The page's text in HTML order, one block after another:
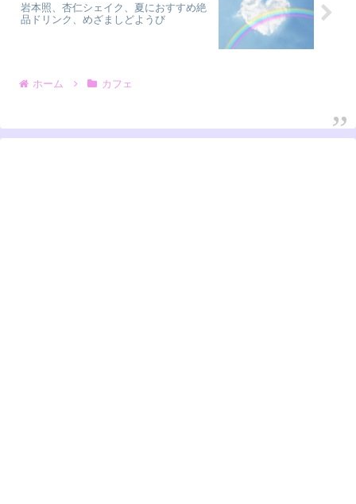
岩本照、杏仁シェイク、夏におすすめ絶
品ドリンク、めざましどようび
ホーム カフェ